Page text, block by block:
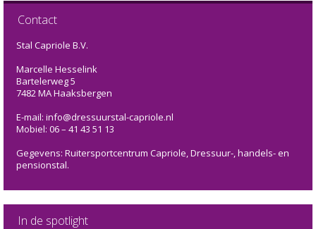
Contact
Stal Capriole B.V.
Marcelle Hesselink
Bartelerweg 5
7482 MA Haaksbergen
E-mail: info@dressuurstal-capriole.nl
Mobiel: 06 – 41 43 51 13
Gegevens: Ruitersportcentrum Capriole, Dressuur-, handels- en
pensionstal.
In de spotlight